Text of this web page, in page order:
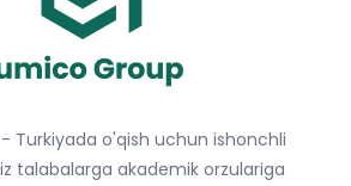
Turkiyada o'qish uchun ishonchli
talabalarga akademik orzulariga